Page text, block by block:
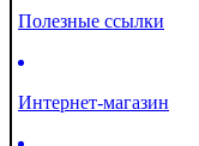
Полезные ссылки
Интернет-магазин